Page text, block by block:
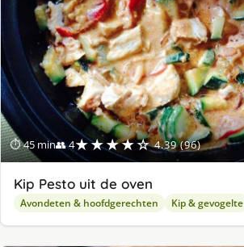
⏱ 45 min👥 4★★★★☆ 4.39 (96)
Kip Pesto uit de oven
Avondeten & hoofdgerechten Kip & gevogelte